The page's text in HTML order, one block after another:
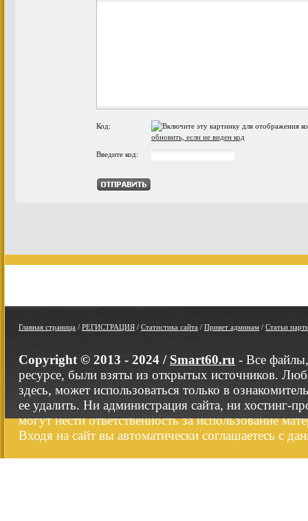
Код:
обновить, если не виден код
Введите код:
Главная страница / РЕГИСТРАЦИЯ / Статистика сайта / Привет админам / Статьи
Copyright © 2013 - 2024 / Smart60.ru - Все
ресурсе, были взяты из открытых источников.
здесь, может использоваться только в
ее удалить. Ни администрация сайта, ни хостинг-
могут нести ответственность за использование
Входя на сайт вы автоматически соглашаетесь с